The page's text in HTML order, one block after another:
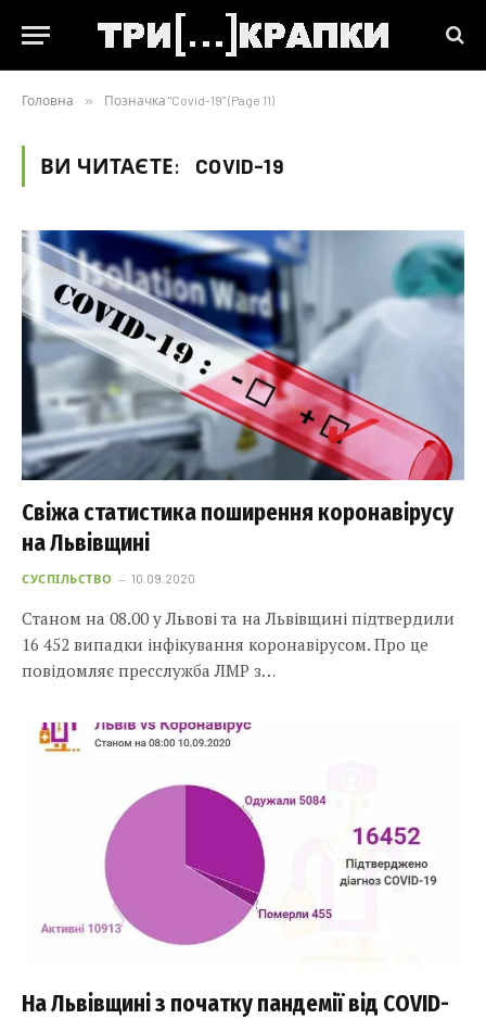
Головна » Позначка "Covid-19" (Page 11)
ВИ ЧИТАЄТЕ: COVID-19
Свіжа статистика поширення коронавірусу
на Львівщині
СУСПІЛЬСТВО 10.09.2020
Станом на 08.00 у Львові та на Львівщині підтвердили
16 452 випадки інфікування коронавірусом. Про це
повідомляє пресслужба ЛМР з…
На Львівщині з початку пандемії від COVID-